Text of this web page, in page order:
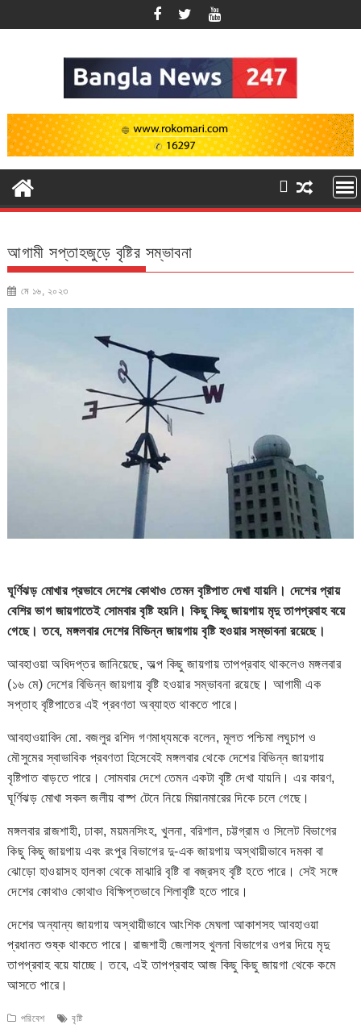
to
আগামী সপ্তাহজুড়ে বৃষ্টির সম্ভাবনা
মে ১৬, ২০২৩
ঘূর্ণিঝড় মোখার প্রভাবে দেশের কোথাও তেমন বৃষ্টিপাত দেখা যায়নি। দেশের প্রায়
বেশির ভাগ জায়গাতেই সোমবার বৃষ্টি হয়নি। কিছু কিছু জায়গায় মৃদু তাপপ্রবাহ বয়ে
গেছে। তবে, মঙ্গলবার দেশের বিভিন্ন জায়গায় বৃষ্টি হওয়ার সম্ভাবনা রয়েছে।
আবহাওয়া অধিদপ্তর জানিয়েছে, অল্প কিছু জায়গায় তাপপ্রবাহ থাকলেও মঙ্গলবার
(১৬ মে) দেশের বিভিন্ন জায়গায় বৃষ্টি হওয়ার সম্ভাবনা রয়েছে। আগামী এক
সপ্তাহ বৃষ্টিপাতের এই প্রবণতা অব্যাহত থাকতে পারে।
আবহাওয়াবিদ মো. বজলুর রশিদ গণমাধ্যমকে বলেন, মূলত পশ্চিমা লঘুচাপ ও
মৌসুমের স্বাভাবিক প্রবণতা হিসেবেই মঙ্গলবার থেকে দেশের বিভিন্ন জায়গায়
বৃষ্টিপাত বাড়তে পারে। সোমবার দেশে তেমন একটা বৃষ্টি দেখা যায়নি। এর কারণ,
ঘূর্ণিঝড় মোখা সকল জলীয় বাষ্প টেনে নিয়ে মিয়ানমারের দিকে চলে গেছে।
মঙ্গলবার রাজশাহী, ঢাকা, ময়মনসিংহ, খুলনা, বরিশাল, চট্টগ্রাম ও সিলেট বিভাগের
কিছু কিছু জায়গায় এবং রংপুর বিভাগের দু-এক জায়গায় অস্থায়ীভাবে দমকা বা
ঝোড়ো হাওয়াসহ হালকা থেকে মাঝারি বৃষ্টি বা বজ্রসহ বৃষ্টি হতে পারে। সেই সঙ্গে
দেশের কোথাও কোথাও বিক্ষিপ্তভাবে শিলাবৃষ্টি হতে পারে।
দেশের অন্যান্য জায়গায় অস্থায়ীভাবে আংশিক মেঘলা আকাশসহ আবহাওয়া
প্রধানত শুষ্ক থাকতে পারে। রাজশাহী জেলাসহ খুলনা বিভাগের ওপর দিয়ে মৃদু
তাপপ্রবাহ বয়ে যাচ্ছে। তবে, এই তাপপ্রবাহ আজ কিছু কিছু জায়গা থেকে কমে
আসতে পারে।
পরিবেশ বৃষ্টি